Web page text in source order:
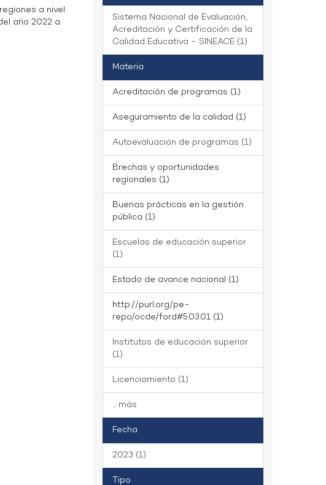
a nivel
año 2022 a
Sistema Nacional de Evaluación,
Acreditación y Certificación de la
Calidad Educativa - SINEACE (1)
Materia
Acreditación de programas (1)
Aseguramiento de la calidad (1)
Autoevaluación de programas (1)
Brechas y oportunidades
regionales (1)
Buenas prácticas en la gestión
pública (1)
Escuelas de educación superior
(1)
Estado de avance nacional (1)
http://purl.org/pe-
repo/ocde/ford#5.03.01 (1)
Institutos de educación superior
(1)
Licenciamiento (1)
... más
Fecha
2023 (1)
Tipo